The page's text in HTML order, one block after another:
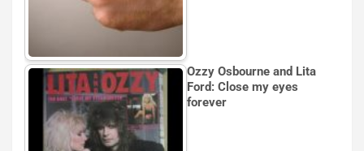
Ozzy Osbourne and Lita
Ford: Close my eyes
forever